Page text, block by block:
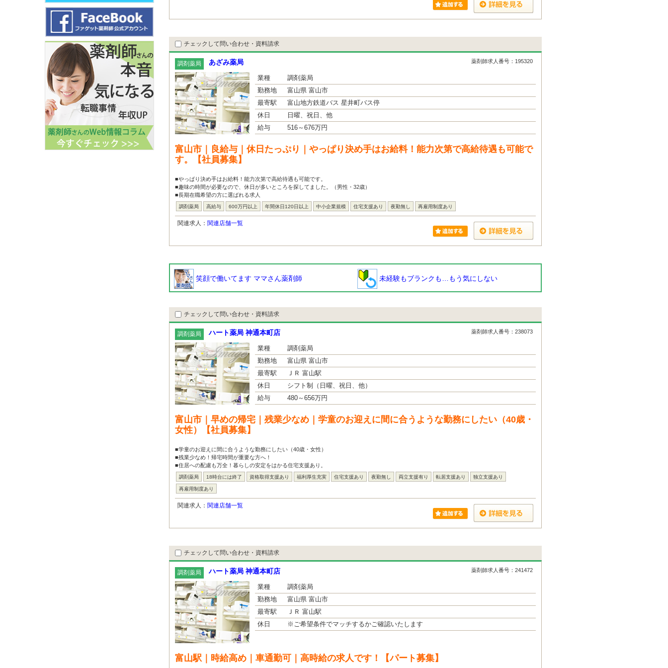
チェックして問い合わせ・資料請求
調剤薬局 あざみ薬局 薬剤師求人番号：195320
業種
調剤薬局
勤務地
富山県 富山市
最寄駅
富山地方鉄道バス 星井町バス停
休日
日曜、祝日、他
給与
516～676万円
富山市｜良給与｜休日たっぷり｜やっぱり決め手はお給料！能力次第で高給待遇も可能で
す。【社員募集】
■やっぱり決め手はお給料！能力次第で高給待遇も可能です。
■趣味の時間が必要なので、休日が多いところを探してました。（男性・32歳）
■長期在職希望の方に選ばれる求人
調剤薬局 高給与 600万円以上 年間休日120日以上 中小企業規模 住宅支援あり 夜勤無し 再雇用制度あり
関連求人： 関連店舗一覧
笑顔で働いてます ママさん薬剤師 未経験もブランクも…もう気にしない
チェックして問い合わせ・資料請求
調剤薬局 ハート薬局 神通本町店 薬剤師求人番号：238073
業種
調剤薬局
勤務地
富山県 富山市
最寄駅
ＪＲ 富山駅
休日
シフト制（日曜、祝日、他）
給与
480～656万円
富山市｜早めの帰宅｜残業少なめ｜学童のお迎えに間に合うような勤務にしたい（40歳・
女性）【社員募集】
■学童のお迎えに間に合うような勤務にしたい（40歳・女性）
■残業少なめ！帰宅時間が重要な方へ！
■住居への配慮も万全！暮らしの安定をはかる住宅支援あり。
調剤薬局 18時台には終了 資格取得支援あり 福利厚生充実 住宅支援あり 夜勤無し 両立支援有り 転居支援あり 独立支援あり
再雇用制度あり
関連求人： 関連店舗一覧
チェックして問い合わせ・資料請求
調剤薬局 ハート薬局 神通本町店 薬剤師求人番号：241472
業種
調剤薬局
勤務地
富山県 富山市
最寄駅
ＪＲ 富山駅
休日
※ご希望条件でマッチするかご確認いたします
富山駅｜時給高め｜車通勤可｜高時給の求人です！【パート募集】